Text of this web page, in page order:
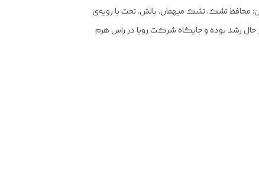
محافظ تشک، تشک میهمان، بالش، تخت با رویه‌ی
می‌نماید. شرکت رویا در ۳۷ سال اخیر همواره در حال رشد بوده و جایگاه شرکت رویا در راس هرم